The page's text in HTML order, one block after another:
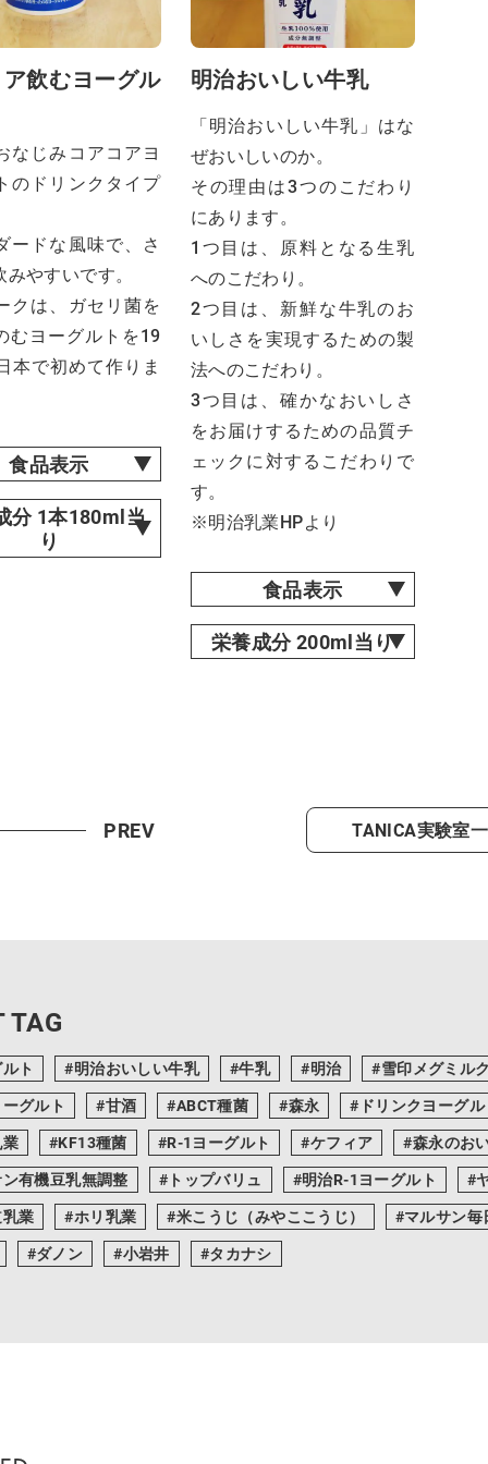
飲むヨーグル
なじみコアコアヨ
のドリンクタイプ
ードな風味で、さ
やすいです。
クは、ガセリ菌を
むヨーグルトを19
本で初めて作りま
食品表示
分 1本180ml当
り
明治おいしい牛乳
「明治おいしい牛乳」はな
ぜおいしいのか。
その理由は3つのこだわり
にあります。
1つ目は、原料となる生乳
へのこだわり。
2つ目は、新鮮な牛乳のお
いしさを実現するための製
法へのこだわり。
3つ目は、確かなおいしさ
をお届けするための品質チ
ェックに対するこだわりで
す。
※明治乳業HPより
食品表示
栄養成分 200ml当り
PREV TANICA実験室
TAG
ト 明治おいしい牛乳 牛乳 明治 雪印メグミルク
グルト
甘酒 ABCT種菌 森永 ドリンクヨーグル
KF13種菌 R-1ヨーグルト ケフィア
森永のお
有機豆乳無調整
トップバリュ 明治R-1ヨーグルト
業
ホリ乳業 米こうじ（みやここうじ）
マルサン
ダノン
小岩井 タカナシ